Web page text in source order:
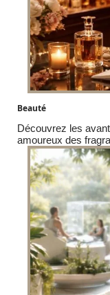
Beauté
Découvrez les
amoureux des